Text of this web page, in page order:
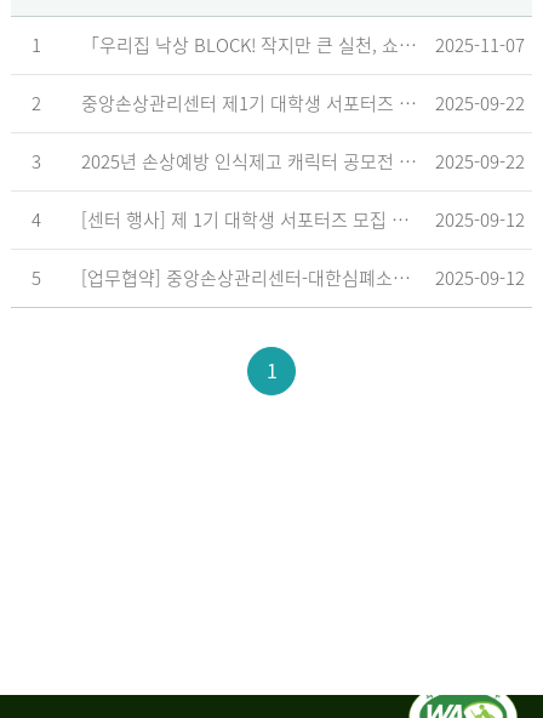
1 「우리집 낙상 BLOCK! 작지만 큰 실천, 쇼츠 챌린지」 수상작 발표 2025-11-07
2 중앙손상관리센터 제1기 대학생 서포터즈 합격자 발표 2025-09-22
3 2025년 손상예방 인식제고 캐릭터 공모전 결과발표 지연 안내 2025-09-22
4 [센터 행사] 제 1기 대학생 서포터즈 모집 공고 2025-09-12
5 [업무협약] 중앙손상관리센터-대한심폐소생협회, 학교현장 CPR 교육 확대 위한 업무협약 체결 2025-09-12
1